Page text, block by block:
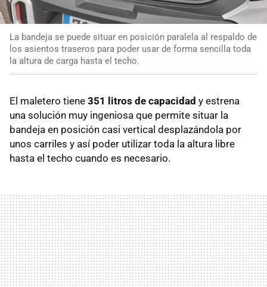
La bandeja se puede situar en posición paralela al respaldo de
los asientos traseros para poder usar de forma sencilla toda
la altura de carga hasta el techo.
El maletero tiene 351 litros de capacidad y estrena
una solución muy ingeniosa que permite situar la
bandeja en posición casi vertical desplazándola por
unos carriles y así poder utilizar toda la altura libre
hasta el techo cuando es necesario.